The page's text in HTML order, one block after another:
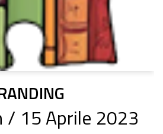
15 Aprile 2023